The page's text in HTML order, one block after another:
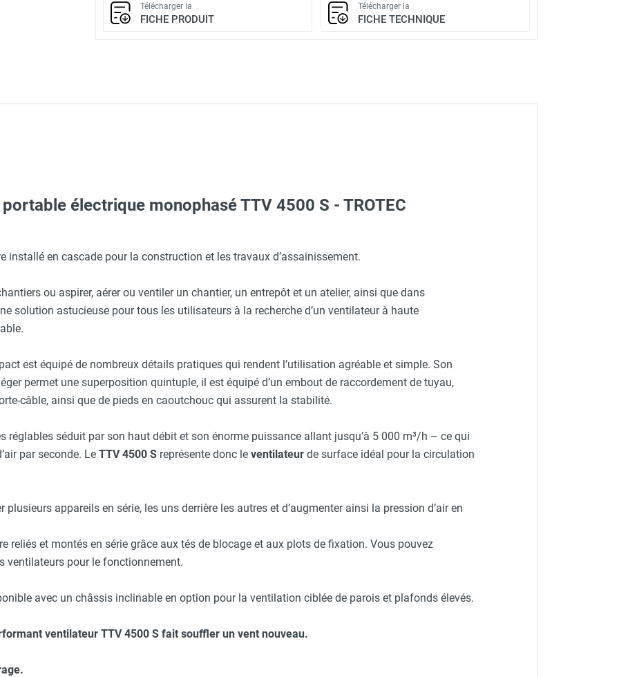
Télécharger la
FICHE PRODUIT
Télécharger la
FICHE TECHNIQUE
20m - Section Ø 3x2,5 mm² - 230 V 16 A - HEATCOM
SP-T 525 mm - Longueur 7,6 m
à gaine - Ø 500 mm - TROTEC
XXL - HUSQVARNA
L - HUSQVARNA
M - HUSQVARNA
protège-menton Smartguard PE 10H - HUSQVARNA
électrique monophasé TTV 4500 S - TROTEC
installé en cascade pour la construction et les travaux d’assainissement.
ou aspirer, aérer ou ventiler un chantier, un entrepôt et un atelier, ainsi que dans
solution astucieuse pour tous les utilisateurs à la recherche d’un ventilateur à haute
est équipé de nombreux détails pratiques qui rendent l’utilisation agréable et simple. Son
permet une superposition quintuple, il est équipé d’un embout de raccordement de tuyau,
câble, ainsi que de pieds en caoutchouc qui assurent la stabilité.
réglables séduit par son haut débit et son énorme puissance allant jusqu’à 5 000 m³/h – ce qui
par seconde. ­Le TTV 4500 S représente donc le ventilateur de surface idéal pour la circulation
plusieurs appareils en série, les uns derrière les autres et d’augmenter ainsi la pression d’air en
reliés et montés en série grâce aux tés de blocage et aux plots de fixation. Vous pouvez
ventilateurs pour le fonctionnement.
avec un châssis inclinable en option pour la ventilation ciblée de parois et plafonds élevés.
ventilateur TTV 4500 S fait souffler un vent nouveau.